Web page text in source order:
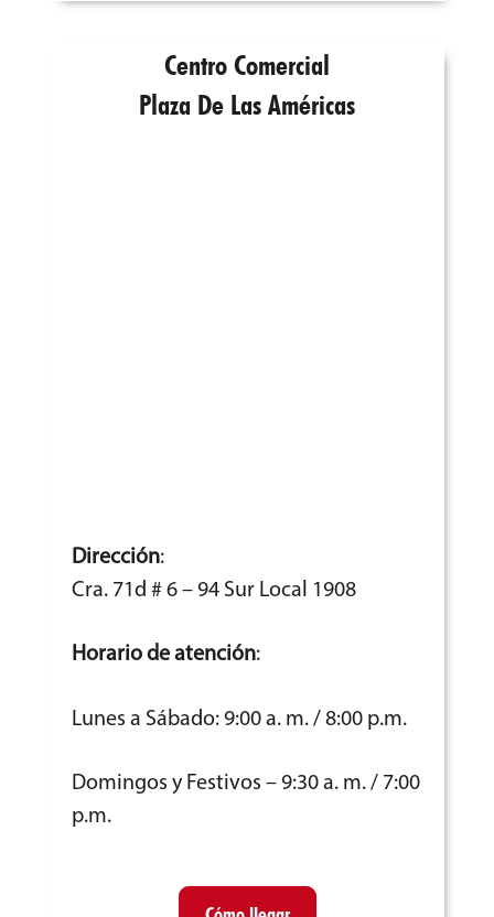
Centro Comercial
Plaza De Las Américas
Dirección:
Cra. 71d # 6 – 94 Sur Local 1908
Horario de atención:
Lunes a Sábado: 9:00 a. m. / 8:00 p.m.
Domingos y Festivos – 9:30 a. m. / 7:00
p.m.